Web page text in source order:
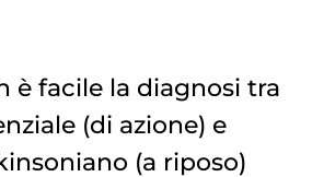
è facile la diagnosi tra
(di azione) e
(a riposo)